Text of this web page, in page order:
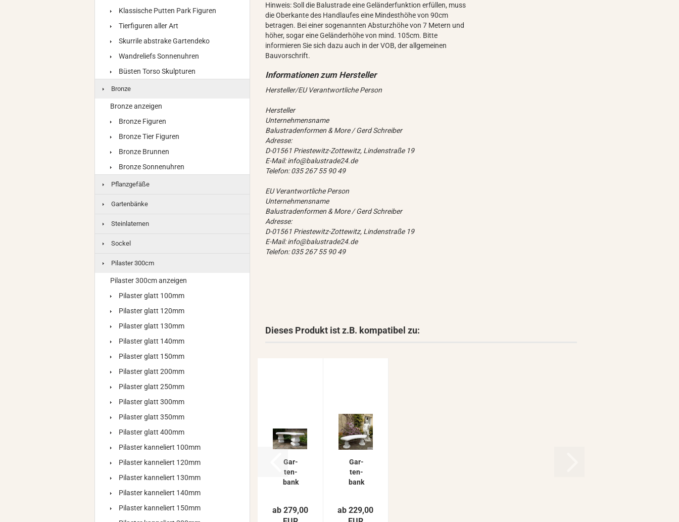
Hinweis: Soll die Balustrade eine Geländerfunktion erfüllen, muss
die Oberkante des Handlaufes eine Mindesthöhe von 90cm
betragen. Bei einer sogenannten Absturzhöhe von 7 Metern und
höher, sogar eine Geländerhöhe von mind. 105cm. Bitte
informieren Sie sich dazu auch in der VOB, der allgemeinen
Bauvorschrift.
Hersteller/EU Verantwortliche Person
Hersteller
Unternehmensname
Balustradenformen & More / Gerd Schreiber
Adresse:
D-01561 Priestewitz-Zottewitz, Lindenstraße 19
E-Mail: info@balustrade24.de
Telefon: 035 267 55 90 49
EU Verantwortliche Person
Unternehmensname
Balustradenformen & More / Gerd Schreiber
Adresse:
D-01561 Priestewitz-Zottewitz, Lindenstraße 19
E-Mail: info@balustrade24.de
Telefon: 035 267 55 90 49
Dieses Produkt ist z.B. kompatibel zu:
Gar­
ten­
bank
Stein­
ab 279,00
Gar­
ten­
bank
Form
ab 229,00
Klassische Putten Park Figuren
Tierfiguren aller Art
Skurrile abstrake Gartendeko
Wandreliefs Sonnenuhren
Büsten Torso Skulpturen
Bronze
Bronze anzeigen
Bronze Figuren
Bronze Tier Figuren
Bronze Brunnen
Bronze Sonnenuhren
Pflanzgefäße
Gartenbänke
Steinlaternen
Sockel
Pilaster 300cm
Pilaster 300cm anzeigen
Pilaster glatt 100mm
Pilaster glatt 120mm
Pilaster glatt 130mm
Pilaster glatt 140mm
Pilaster glatt 150mm
Pilaster glatt 200mm
Pilaster glatt 250mm
Pilaster glatt 300mm
Pilaster glatt 350mm
Pilaster glatt 400mm
Pilaster kanneliert 100mm
Pilaster kanneliert 120mm
Pilaster kanneliert 130mm
Pilaster kanneliert 140mm
Pilaster kanneliert 150mm